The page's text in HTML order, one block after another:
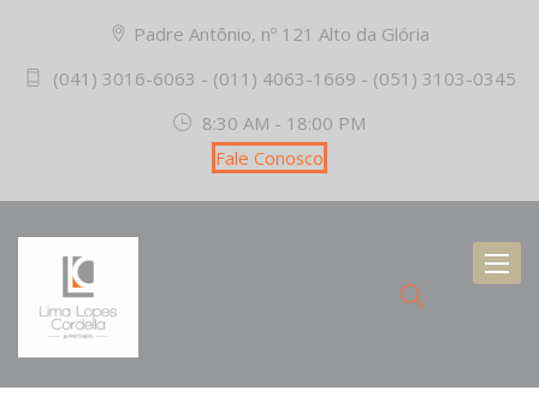
Padre Antônio, nº 121 Alto da Glória
(041) 3016-6063 - (011) 4063-1669 - (051) 3103-0345
8:30 AM - 18:00 PM
Fale Conosco